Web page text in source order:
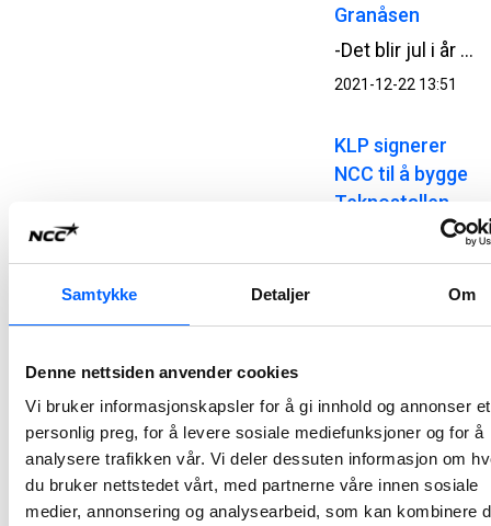
Samtykke Detaljer Om
Denne nettsiden anvender cookies
Vi bruker informasjonskapsler for å gi innhold og annonser et
personlig preg, for å levere sosiale mediefunksjoner og for å
analysere trafikken vår. Vi deler dessuten informasjon om
du bruker nettstedet vårt, med partnerne våre innen sosiale
medier, annonsering og analysearbeid, som kan kombinere
Granåsen
-Det blir jul i år også! Julenissen er observert over Granåsen i Trondheim. Det kan pressesjef og nisseobservatør i NCC, Tor Heimdahl, fortelle.
2021-12-22 13:51
KLP signerer
NCC til å bygge
Teknostallen
NCC skal på oppdrag for KLP Eiendom AS bygge Teknostallen i Trondheim. Det 47 250 kvadratmeter store kontorbygget er planlagt ferdigstilt i september 2025.
NCC skal
Hammerfest og
Forsøl
På oppdrag for Hammerfest kommune og Kystverket skal NCC utbedre havnene i Hammerfest og Forsøl. Oppdraget innebærer en storstilt miljøopprydning og fornyelse av de to havnene i kommunen. Prosjektet gjennomføres i en hovedentreprise og kontraktsverdien er MNOK 348.
2021-12-03 11:00